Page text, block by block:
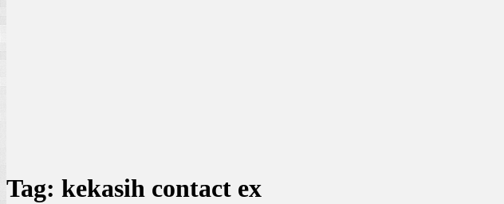
Tag: kekasih contact ex